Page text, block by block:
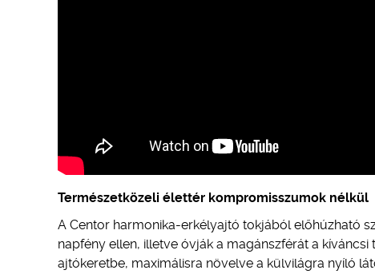
Természetközeli élettér kompromisszumok nélkül
A Centor harmonika-erkélyajtó tokjából előhúzható
napfény ellen, illetve óvják a magánszférát a
ajtókeretbe, maximálisra növelve a külvilágra nyíló